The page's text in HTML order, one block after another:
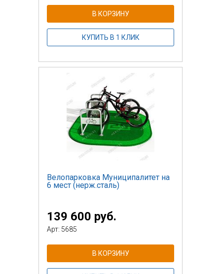
В КОРЗИНУ
КУПИТЬ В 1 КЛИК
Велопарковка Муниципалитет на
6 мест (нерж.сталь)
139 600 руб.
Арт: 5685
В КОРЗИНУ